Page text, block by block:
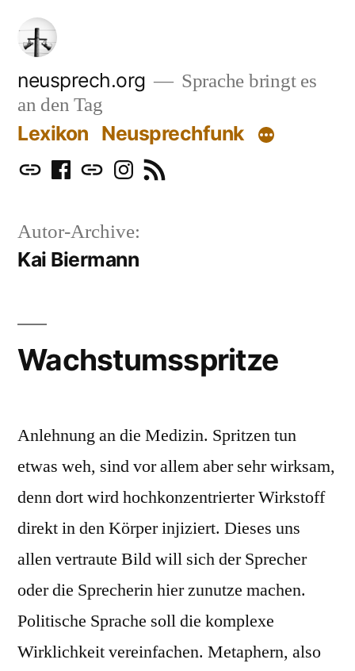
Zum
Inhalt
springen
neusprech.org
Sprache bringt es
an den Tag
Lexikon Neusprechfunk
MastodonFacebook
BlueskyInstagram
RSS
Autor-Archive:
Kai Biermann
Wachstumsspritze
Anlehnung an die Medizin. Spritzen tun
etwas weh, sind vor allem aber sehr wirksam,
denn dort wird hochkonzentrierter Wirkstoff
direkt in den Körper injiziert. Dieses uns
allen vertraute Bild will sich der Sprecher
oder die Sprecherin hier zunutze machen.
Politische Sprache soll die komplexe
Wirklichkeit vereinfachen. Metaphern, also